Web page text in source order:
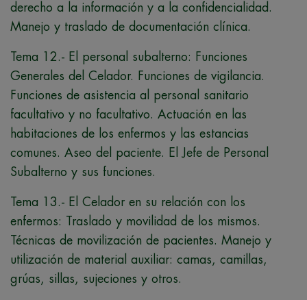
derecho a la información y a la confidencialidad.
Manejo y traslado de documentación clínica.
Tema 12.- El personal subalterno: Funciones
Generales del Celador. Funciones de vigilancia.
Funciones de asistencia al personal sanitario
facultativo y no facultativo. Actuación en las
habitaciones de los enfermos y las estancias
comunes. Aseo del paciente. El Jefe de Personal
Subalterno y sus funciones.
Tema 13.- El Celador en su relación con los
enfermos: Traslado y movilidad de los mismos.
Técnicas de movilización de pacientes. Manejo y
utilización de material auxiliar: camas, camillas,
grúas, sillas, sujeciones y otros.